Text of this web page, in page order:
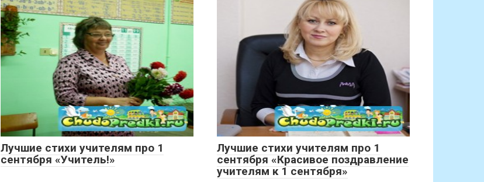
Лучшие стихи учителям про 1
сентября «Учитель!»
Лучшие стихи учителям про 1
сентября «Красивое поздравление
учителям к 1 сентября»